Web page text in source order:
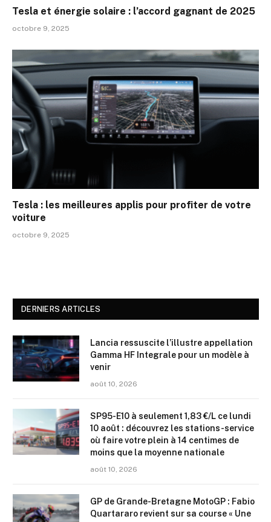
Tesla et énergie solaire : l’accord gagnant de 2025
octobre 9, 2025
Tesla : les meilleures applis pour profiter de votre
voiture
octobre 9, 2025
DERNIERS ARTICLES
Lancia ressuscite l’illustre appellation
Gamma HF Integrale pour un modèle à
venir
août 10, 2026
SP95-E10 à seulement 1,83 €/L ce lundi
10 août : découvrez les stations-service
où faire votre plein à 14 centimes de
moins que la moyenne nationale
août 10, 2026
GP de Grande-Bretagne MotoGP : Fabio
Quartararo revient sur sa course « Une